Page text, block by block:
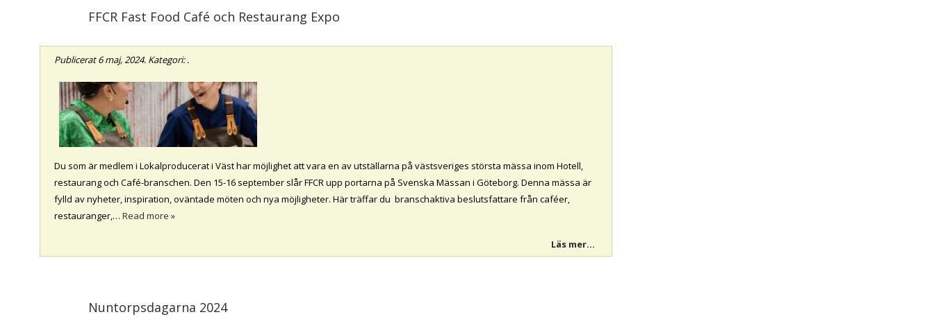
FFCR Fast Food Café och Restaurang Expo
Publicerat6 maj, 2024. Kategori: .
Du som är medlem i Lokalproducerat i Väst har möjlighet att vara en av utställarna på västsveriges största mässa inom Hotell,
restaurang och Café-branschen. Den 15-16 september slår FFCR upp portarna på Svenska Mässan i Göteborg. Denna mässa är
fylld av nyheter, inspiration, oväntade möten och nya möjligheter. Här träffar du branschaktiva beslutsfattare från caféer,
restauranger,… Read more »
Läs mer...
Nuntorpsdagarna 2024